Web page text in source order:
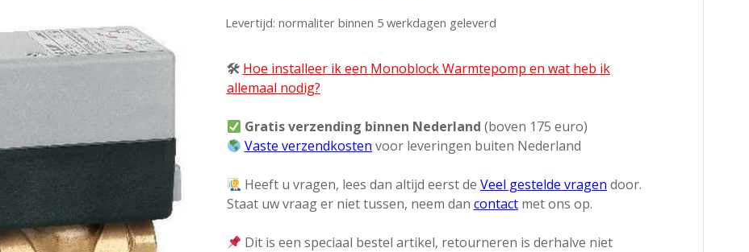
Levertijd: normaliter binnen 5 werkdagen geleverd
🛠 Hoe installeer ik een Monoblock Warmtepomp en wat heb ik
allemaal nodig?
Gratis verzending binnen Nederland (boven 175 euro)
Vaste verzendkosten voor leveringen buiten Nederland
Heeft u vragen, lees dan altijd eerst de Veel gestelde vragen door.
Staat uw vraag er niet tussen, neem dan contactmet ons op.
Dit is een speciaal bestel artikel, retourneren is derhalve niet